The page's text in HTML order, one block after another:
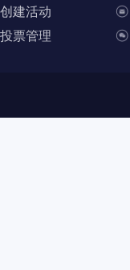
创建活动
投票管理